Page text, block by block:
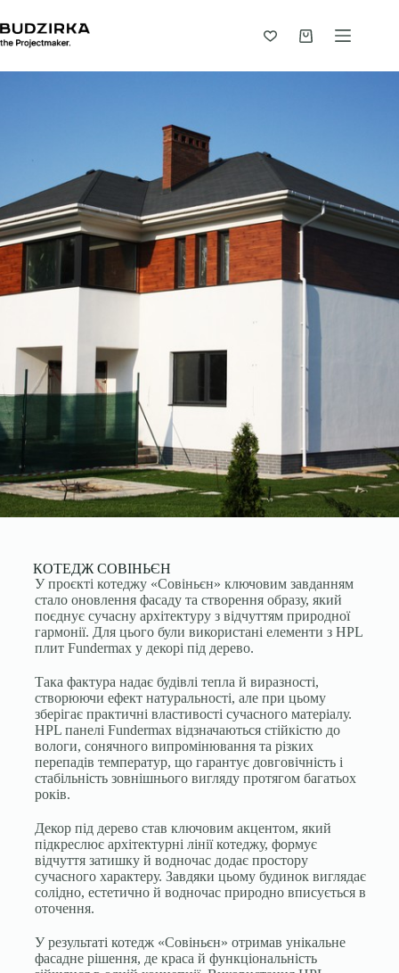
КОТЕДЖ СОВІНЬЄН
У проєкті котеджу «Совіньєн» ключовим завданням
стало оновлення фасаду та створення образу, який
поєднує сучасну архітектуру з відчуттям природної
гармонії. Для цього були використані елементи з HPL
плит Fundermax у декорі під дерево.
Така фактура надає будівлі тепла й виразності,
створюючи ефект натуральності, але при цьому
зберігає практичні властивості сучасного матеріалу.
HPL панелі Fundermax відзначаються стійкістю до
вологи, сонячного випромінювання та різких
перепадів температур, що гарантує довговічність і
стабільність зовнішнього вигляду протягом багатьох
років.
Декор під дерево став ключовим акцентом, який
підкреслює архітектурні лінії котеджу, формує
відчуття затишку й водночас додає простору
сучасного характеру. Завдяки цьому будинок виглядає
солідно, естетично й водночас природно вписується в
оточення.
У результаті котедж «Совіньєн» отримав унікальне
фасадне рішення, де краса й функціональність